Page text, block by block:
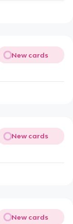
New cards
New cards
New cards